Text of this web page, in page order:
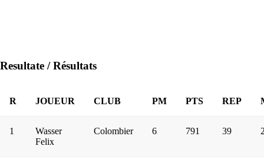
Resultate / Résultats
R JOUEUR CLUB PM PTS REP
1
Wasser
Felix
Colombier 6 791 39